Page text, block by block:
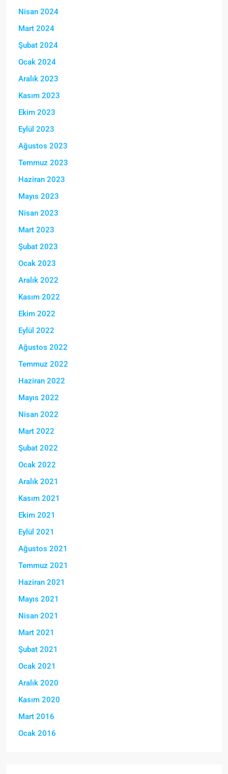
Nisan 2024
Mart 2024
Şubat 2024
Ocak 2024
Aralık 2023
Kasım 2023
Ekim 2023
Eylül 2023
Ağustos 2023
Temmuz 2023
Haziran 2023
Mayıs 2023
Nisan 2023
Mart 2023
Şubat 2023
Ocak 2023
Aralık 2022
Kasım 2022
Ekim 2022
Eylül 2022
Ağustos 2022
Temmuz 2022
Haziran 2022
Mayıs 2022
Nisan 2022
Mart 2022
Şubat 2022
Ocak 2022
Aralık 2021
Kasım 2021
Ekim 2021
Eylül 2021
Ağustos 2021
Temmuz 2021
Haziran 2021
Mayıs 2021
Nisan 2021
Mart 2021
Şubat 2021
Ocak 2021
Aralık 2020
Kasım 2020
Mart 2016
Ocak 2016